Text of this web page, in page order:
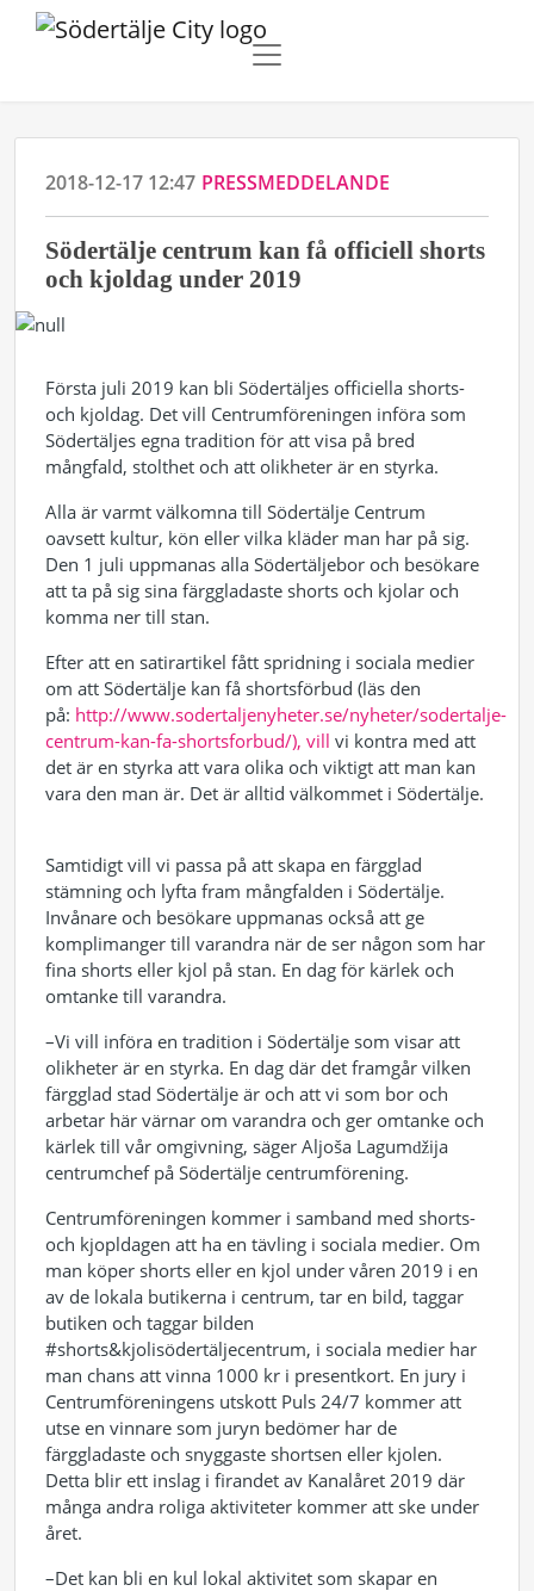
2018-12-17 12:47 PRESSMEDDELANDE
Södertälje centrum kan få officiell shorts
och kjoldag under 2019
Första juli 2019 kan bli Södertäljes officiella shorts-
och kjoldag. Det vill Centrumföreningen införa som
Södertäljes egna tradition för att visa på bred
mångfald, stolthet och att olikheter är en styrka.
Alla är varmt välkomna till Södertälje Centrum
oavsett kultur, kön eller vilka kläder man har på sig.
Den 1 juli uppmanas alla Södertäljebor och besökare
att ta på sig sina färggladaste shorts och kjolar och
komma ner till stan.
Efter att en satirartikel fått spridning i sociala medier
om att Södertälje kan få shortsförbud (läs den
på: http://www.sodertaljenyheter.se/nyheter/sodertalje-
centrum-kan-fa-shortsforbud/), vill vi kontra med att
det är en styrka att vara olika och viktigt att man kan
vara den man är. Det är alltid välkommet i Södertälje.
Samtidigt vill vi passa på att skapa en färgglad
stämning och lyfta fram mångfalden i Södertälje.
Invånare och besökare uppmanas också att ge
komplimanger till varandra när de ser någon som har
fina shorts eller kjol på stan. En dag för kärlek och
omtanke till varandra.
–Vi vill införa en tradition i Södertälje som visar att
olikheter är en styrka. En dag där det framgår vilken
färgglad stad Södertälje är och att vi som bor och
arbetar här värnar om varandra och ger omtanke och
kärlek till vår omgivning, säger Aljoša Lagumǆija
centrumchef på Södertälje centrumförening.
Centrumföreningen kommer i samband med shorts-
och kjopldagen att ha en tävling i sociala medier. Om
man köper shorts eller en kjol under våren 2019 i en
av de lokala butikerna i centrum, tar en bild, taggar
butiken och taggar bilden
#shorts&kjolisödertäljecentrum, i sociala medier har
man chans att vinna 1000 kr i presentkort. En jury i
Centrumföreningens utskott Puls 24/7 kommer att
utse en vinnare som juryn bedömer har de
färggladaste och snyggaste shortsen eller kjolen.
Detta blir ett inslag i firandet av Kanalåret 2019 där
många andra roliga aktiviteter kommer att ske under
året.
–Det kan bli en kul lokal aktivitet som skapar en